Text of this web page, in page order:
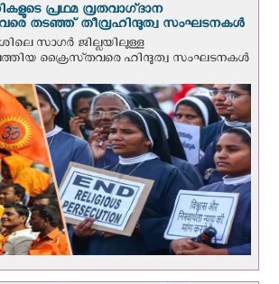
പ്രഥമ വ്രതവാഗ്‌ദാന
തടഞ്ഞ് തീവ്രഹിന്ദുത്വ സംഘടനകള്‍
സാഗർ ജില്ലയിലുള്ള
ക്രൈസ്‌തവരെ ഹിന്ദുത്വ സംഘടനകൾ